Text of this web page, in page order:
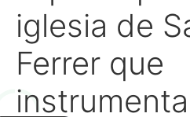
iglesia de
Ferrer que
instrumenta